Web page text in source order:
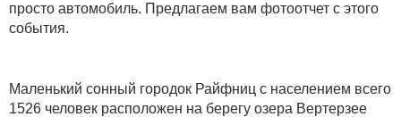
просто автомобиль. Предлагаем вам фотоотчет с этого
события.
Маленький сонный городок Райфниц с населением всего
1526 человек расположен на берегу озера Вертерзее